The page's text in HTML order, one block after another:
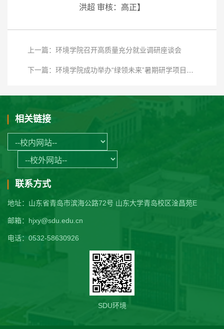
洪超 审核：高正】
上一篇：环境学院召开高质量充分就业调研座谈会
相关链接
联系方式
地址：山东省青岛市滨海公路72号 山东大学青岛校区淦昌苑E
邮箱：hjxy@sdu.edu.cn
电话：0532-58630926
SDU环境